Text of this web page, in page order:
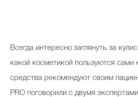
Всегда интересно заглянуть за
какой косметикой пользуются сами
средства рекомендуют своим
PRO поговорили с двумя